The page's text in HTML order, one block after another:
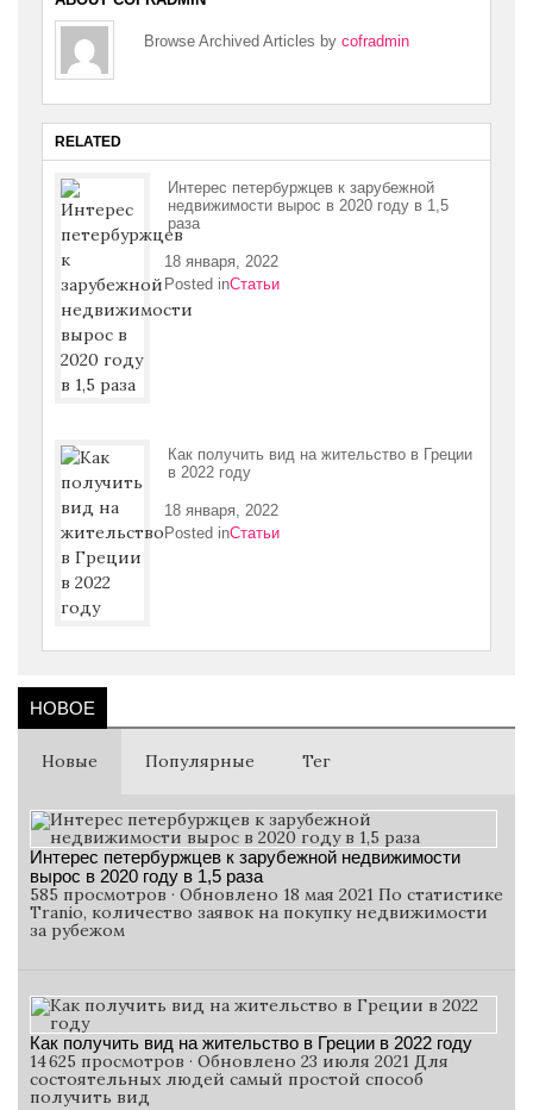
Browse Archived Articles by cofradmin
RELATED
Интерес петербуржцев к зарубежной
недвижимости вырос в 2020 году в 1,5
раза
18 января, 2022
Posted inСтатьи
Как получить вид на жительство в Греции
в 2022 году
18 января, 2022
Posted inСтатьи
НОВОЕ
Новые Популярные Тег
Интерес петербуржцев к зарубежной недвижимости
вырос в 2020 году в 1,5 раза
585 просмотров · Обновлено 18 мая 2021 По статистике
Tranio, количество заявок на покупку недвижимости
за рубежом
Как получить вид на жительство в Греции в 2022 году
14 625 просмотров · Обновлено 23 июля 2021 Для
состоятельных людей самый простой способ
получить вид